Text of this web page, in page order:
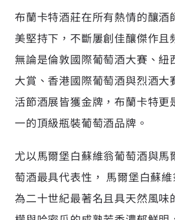
布蘭卡特酒莊在所有熱情的釀酒
美堅持下，不斷屢創佳釀傑作且
無論是倫敦國際葡萄酒大賽、紐
大賞、香港國際葡萄酒與烈酒大
活節酒展皆獲金牌，布蘭卡特更
一的頂級瓶裝葡萄酒品牌。
尤以馬爾堡白蘇維翁葡萄酒與馬
萄酒最具代表性， 馬爾堡白蘇
為二十世紀最著名且具天然風味